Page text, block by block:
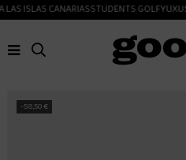
ISLAS CANARIASSTUDENTS GOLFYUXUS
-58,50 €